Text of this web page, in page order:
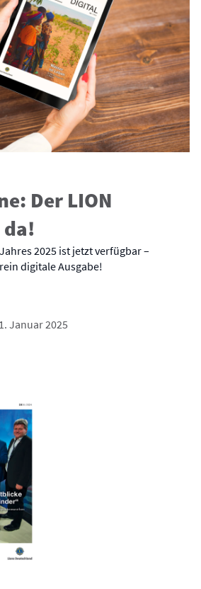
Der LION
2025 ist jetzt verfügbar –
digitale Ausgabe!
Januar 2025